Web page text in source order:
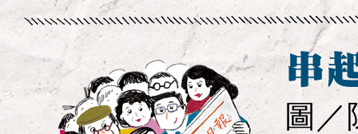
圖／